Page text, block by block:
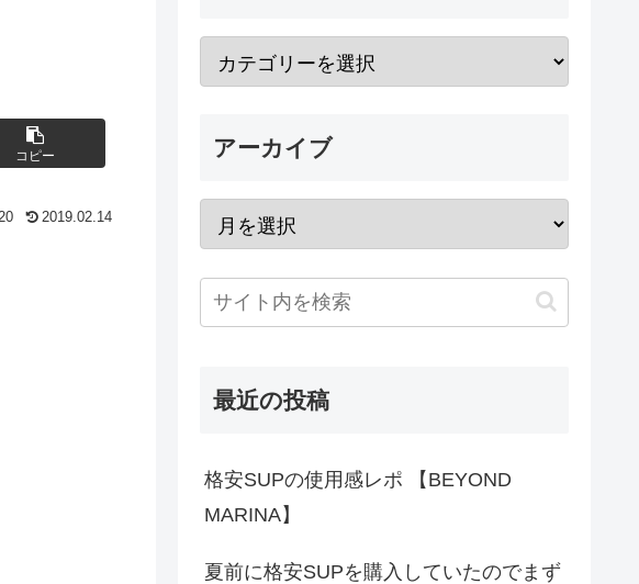
コピー
2019.02.14
アーカイブ
最近の投稿
格安SUPの使用感レポ 【BEYOND
MARINA】
夏前に格安SUPを購入していたのでまず